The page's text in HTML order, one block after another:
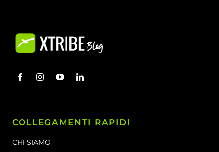
COLLEGAMENTI RAPIDI
CHI SIAMO